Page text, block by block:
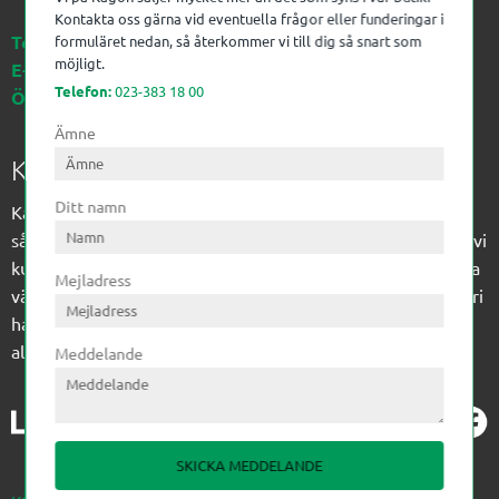
Telefon:023-383 18 00
E-post:kagon@kagon.se
Öppettider:Måndag-Fredag, 07-16
Kagon AB
Kagon har sedan 1972 levererat kompetens till
sågverksindustrin och övrig industri. Till träindustrin tillför vi
kunskap med optimeringslösningar från timmerplanen hela
vägen fram till paketering/emballering och till övrig industri
har vi ett komplement sortiment av teknikprodukter med
allt ifrån slangtillverkning till transmission och lager.
Kontakta oss gärna vid eventuella frågor eller funderingar i
formuläret nedan, så återkommer vi till dig så snart som
möjligt.
Telefon:023-383 18 00
Ämne
Ditt namn
Mejladress
Meddelande
SKICKA MEDDELANDE